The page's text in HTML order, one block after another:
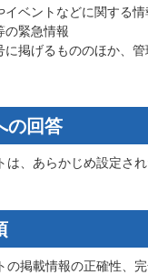
イベントなどに関する情
の緊急情報
に掲げるもののほか、
の回答
は、あらかじめ設定さ
の掲載情報の正確性、